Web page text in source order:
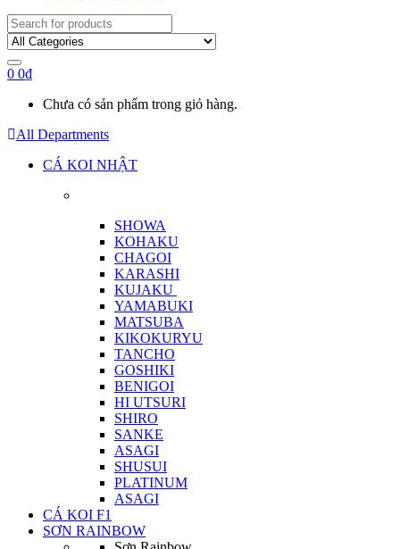
Search
for:
0 0₫
Chưa có sản phẩm trong giỏ hàng.
All Departments
CÁ KOI NHẬT
SHOWA
KOHAKU
CHAGOI
KARASHI
KUJAKU
YAMABUKI
MATSUBA
KIKOKURYU
TANCHO
GOSHIKI
BENIGOI
HI UTSURI
SHIRO
SANKE
ASAGI
SHUSUI
PLATINUM
ASAGI
CÁ KOI F1
SƠN RAINBOW